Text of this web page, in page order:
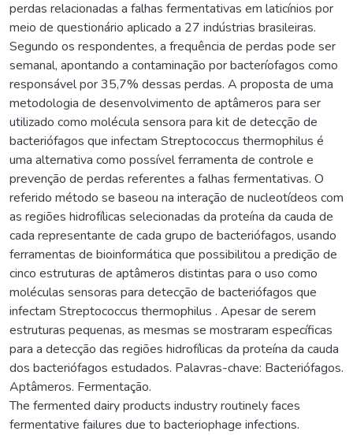
perdas relacionadas a falhas fermentativas em laticínios por
meio de questionário aplicado a 27 indústrias brasileiras.
Segundo os respondentes, a frequência de perdas pode ser
semanal, apontando a contaminação por bacteríofagos como
responsável por 35,7% dessas perdas. A proposta de uma
metodologia de desenvolvimento de aptâmeros para ser
utilizado como molécula sensora para kit de detecção de
bacteriófagos que infectam Streptococcus thermophilus é
uma alternativa como possível ferramenta de controle e
prevenção de perdas referentes a falhas fermentativas. O
referido método se baseou na interação de nucleotídeos com
as regiões hidrofílicas selecionadas da proteína da cauda de
cada representante de cada grupo de bacteriófagos, usando
ferramentas de bioinformática que possibilitou a predição de
cinco estruturas de aptâmeros distintas para o uso como
moléculas sensoras para detecção de bacteriófagos que
infectam Streptococcus thermophilus . Apesar de serem
estruturas pequenas, as mesmas se mostraram específicas
para a detecção das regiões hidrofílicas da proteína da cauda
dos bacteriófagos estudados. Palavras-chave: Bacteriófagos.
Aptâmeros. Fermentação.
The fermented dairy products industry routinely faces
fermentative failures due to bacteriophage infections.